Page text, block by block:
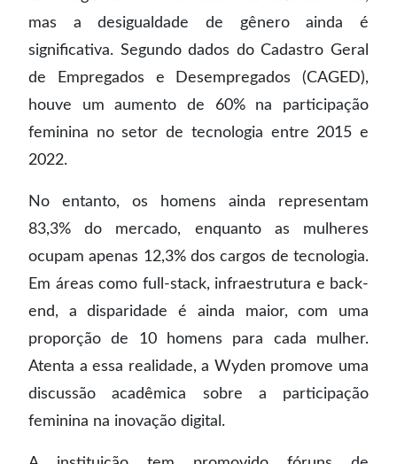
mas a desigualdade de gênero ainda é
significativa. Segundo dados do Cadastro Geral
de Empregados e Desempregados (CAGED),
houve um aumento de 60% na participação
feminina no setor de tecnologia entre 2015 e
2022.
No entanto, os homens ainda representam
83,3% do mercado, enquanto as mulheres
ocupam apenas 12,3% dos cargos de tecnologia.
Em áreas como full-stack, infraestrutura e back-
end, a disparidade é ainda maior, com uma
proporção de 10 homens para cada mulher.
Atenta a essa realidade, a Wyden promove uma
discussão acadêmica sobre a participação
feminina na inovação digital.